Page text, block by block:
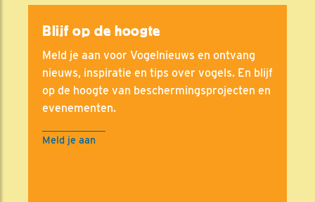
Blijf op de hoogte
Meld je aan voor Vogelnieuws en ontvang
nieuws, inspiratie en tips over vogels. En blijf
op de hoogte van beschermingsprojecten en
evenementen.
Meld je aan